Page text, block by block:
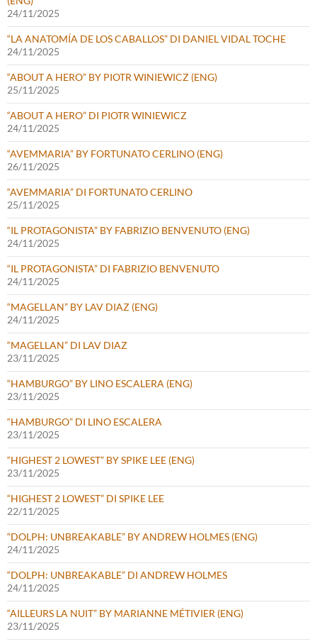
24/11/2025
“LA ANATOMÍA DE LOS CABALLOS” DI DANIEL VIDAL TOCHE
24/11/2025
“ABOUT A HERO” BY PIOTR WINIEWICZ (ENG)
25/11/2025
“ABOUT A HERO” DI PIOTR WINIEWICZ
24/11/2025
“AVEMMARIA” BY FORTUNATO CERLINO (ENG)
26/11/2025
“AVEMMARIA” DI FORTUNATO CERLINO
25/11/2025
“IL PROTAGONISTA” BY FABRIZIO BENVENUTO (ENG)
24/11/2025
“IL PROTAGONISTA” DI FABRIZIO BENVENUTO
24/11/2025
“MAGELLAN” BY LAV DIAZ (ENG)
24/11/2025
“MAGELLAN” DI LAV DIAZ
23/11/2025
“HAMBURGO” BY LINO ESCALERA (ENG)
23/11/2025
“HAMBURGO” DI LINO ESCALERA
23/11/2025
“HIGHEST 2 LOWEST” BY SPIKE LEE (ENG)
23/11/2025
“HIGHEST 2 LOWEST” DI SPIKE LEE
22/11/2025
“DOLPH: UNBREAKABLE” BY ANDREW HOLMES (ENG)
24/11/2025
“DOLPH: UNBREAKABLE” DI ANDREW HOLMES
24/11/2025
“AILLEURS LA NUIT” BY MARIANNE MÉTIVIER (ENG)
23/11/2025